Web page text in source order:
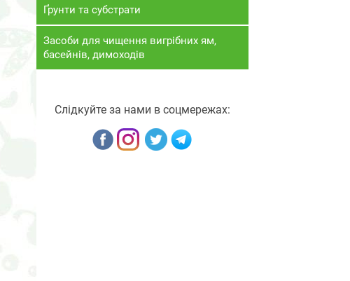
Ґрунти та субстрати
Засоби для чищення вигрібних ям,
басейнів, димоходів
Слідкуйте за нами в соцмережах: